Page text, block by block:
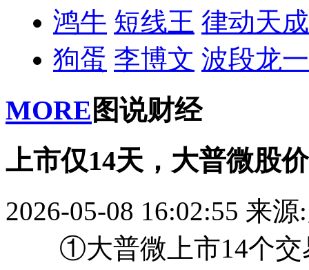
鸿牛 短线王 律动天成
狗蛋 李博文 波段龙一
MORE 图说财经
上市仅14天，大普微股
2026-05-08 16:02:55 来源
①大普微上市14个交